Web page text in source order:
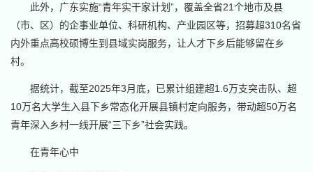
此外，广东实施“青年实干家计划”，覆盖全省21个地市及县
（市、区）的企事业单位、科研机构、产业园区等，招募超310名省
内外重点高校硕博生到县域实岗服务，让人才下乡后能够留在乡
村。
据统计，截至2025年3月底，已累计组建超1.6万支突击队、超
10万名大学生入县下乡常态化开展县镇村定向服务，带动超50万名
青年深入乡村一线开展“三下乡”社会实践。
在青年心中